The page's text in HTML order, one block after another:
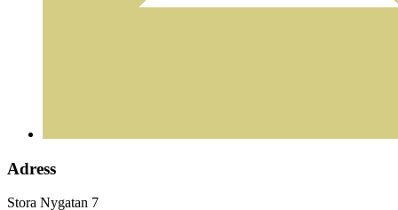
Adress
Stora Nygatan 7